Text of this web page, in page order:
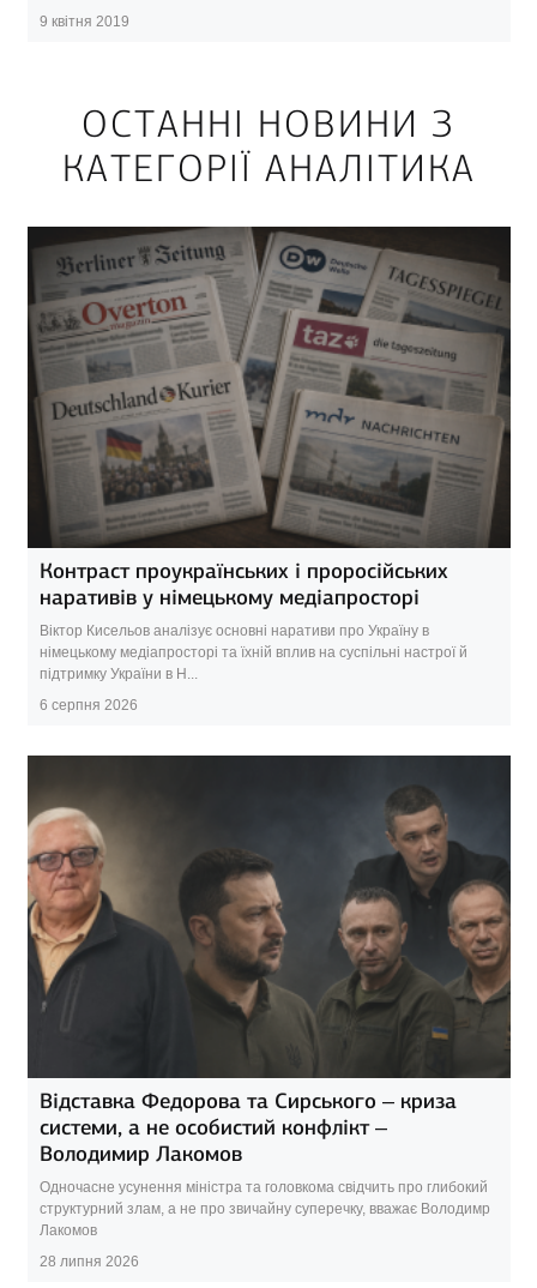
9 квітня 2019
ОСТАННІ НОВИНИ З
КАТЕГОРІЇ АНАЛІТИКА
Контраст проукраїнських і проросійських
наративів у німецькому медіапросторі
Віктор Кисельов аналізує основні наративи про Україну в
німецькому медіапросторі та їхній вплив на суспільні настрої й
підтримку України в Н...
6 серпня 2026
Відставка Федорова та Сирського – криза
системи, а не особистий конфлікт –
Володимир Лакомов
Одночасне усунення міністра та головкома свідчить про глибокий
структурний злам, а не про звичайну суперечку, вважає Володимр
Лакомов
28 липня 2026